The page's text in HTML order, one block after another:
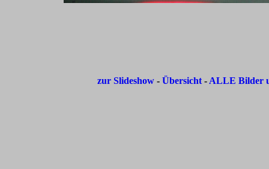
zur Slideshow- Übersicht - ALLE Bilder